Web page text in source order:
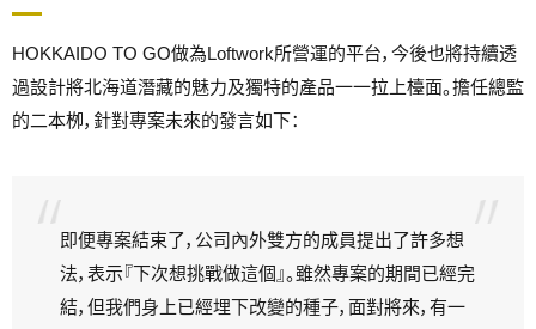
HOKKAIDO TO GO做為Loftwork所營運的平台，今後也將持續透
過設計將北海道潛藏的魅力及獨特的產品一一拉上檯面。擔任總監
的二本栁，針對專案未來的發言如下：
即便專案結束了，公司內外雙方的成員提出了許多想
法，表示『下次想挑戰做這個』。雖然專案的期間已經完
結，但我們身上已經埋下改變的種子，面對將來，有一